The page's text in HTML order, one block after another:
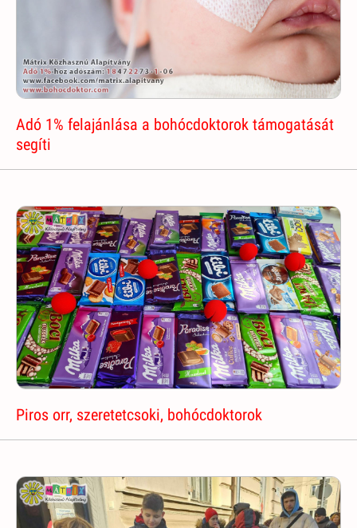
Adó 1% felajánlása a bohócdoktorok támogatását
segíti
Piros orr, szeretetcsoki, bohócdoktorok